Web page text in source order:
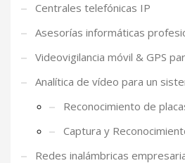
Centrales telefónicas IP
Asesorías informáticas
Videovigilancia móvil & GPS
Analítica de vídeo para un
Reconocimiento de
Captura y
Redes inalámbricas